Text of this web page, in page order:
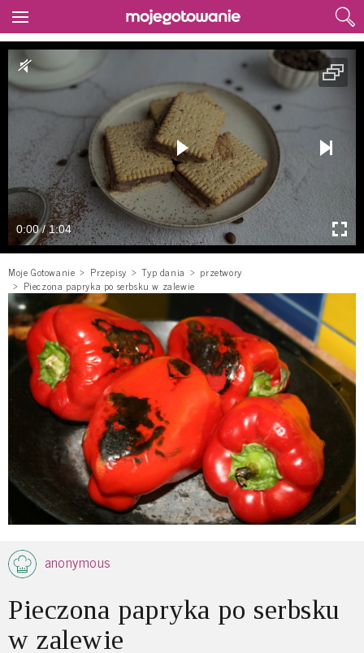
0:00 / 1:04
Moje Gotowanie Przepisy Typ dania
przetwory
Pieczona papryka po serbsku w zalewie
anonymous
Pieczona papryka po serbsku
w zalewie